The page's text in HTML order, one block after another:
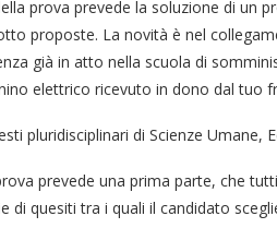
prova prevede la soluzione di un
proposte. La novità è nel
già in atto nella scuola di
elettrico ricevuto in dono dal tuo
pluridisciplinari di Scienze Umane,
prevede una prima parte, che
di quesiti tra i quali il candidato